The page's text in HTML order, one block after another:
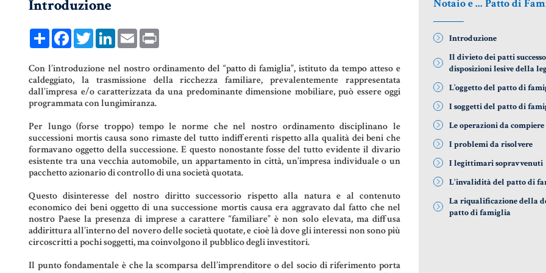
COMPRAVENDITA
MUTUO
RENT TO BUY
EREDITÀ &
TESTAMENTO DI
VITA
TRUST E
AFFIDAMENTO
TUTELA DEL
PATRIMONIO
AZIENDA &
DI RETE
ENTI NO-
PROFIT
LEASING
Introduzione
ShareFacebookTwitterLinkedInEmail
Con l’introduzione nel nostro ordinamento del “patto di famiglia”, istituto da tempo atteso e
caldeggiato, la trasmissione della ricchezza familiare, prevalentemente rappresentata
dall’impresa e/o caratterizzata da una predominante dimensione mobiliare, può essere oggi
programmata con lungimiranza.
Per lungo (forse troppo) tempo le norme che nel nostro ordinamento disciplinano le
successioni mortis causa sono rimaste del tutto indifferenti rispetto alla qualità dei beni che
formavano oggetto della successione. E questo nonostante fosse del tutto evidente il divario
esistente tra una vecchia automobile, un appartamento in città, un’impresa individuale o un
pacchetto azionario di controllo di una società quotata.
Questo disinteresse del nostro diritto successorio rispetto alla natura e al contenuto
economico dei beni oggetto di una successione mortis causa era aggravato dal fatto che nel
nostro Paese la presenza di imprese a carattere “familiare” è non solo elevata, ma diffusa
addirittura all’interno del novero delle società quotate, e cioè là dove gli interessi non sono più
circoscritti a pochi soggetti, ma coinvolgono il pubblico degli investitori.
Il punto fondamentale è che la scomparsa dell’imprenditore o del socio di riferimento porta
Notaio e ... Patto di
Introduzione
Il divieto dei patti
disposizioni lesive della
L’oggetto del patto di
I soggetti del patto di
Le operazioni da compiere
I problemi da risolvere
I legittimari sopravvenuti
L'invalidità del patto di
La riqualificazione della
patto di famiglia